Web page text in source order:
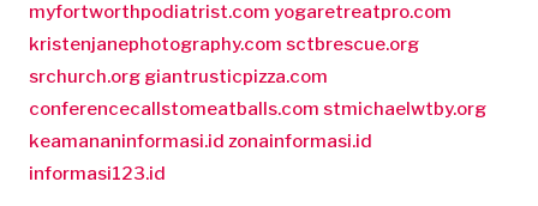
myfortworthpodiatrist.com yogaretreatpro.com
kristenjanephotography.com sctbrescue.org
srchurch.org giantrusticpizza.com
conferencecallstomeatballs.com stmichaelwtby.org
keamananinformasi.id zonainformasi.id
informasi123.id